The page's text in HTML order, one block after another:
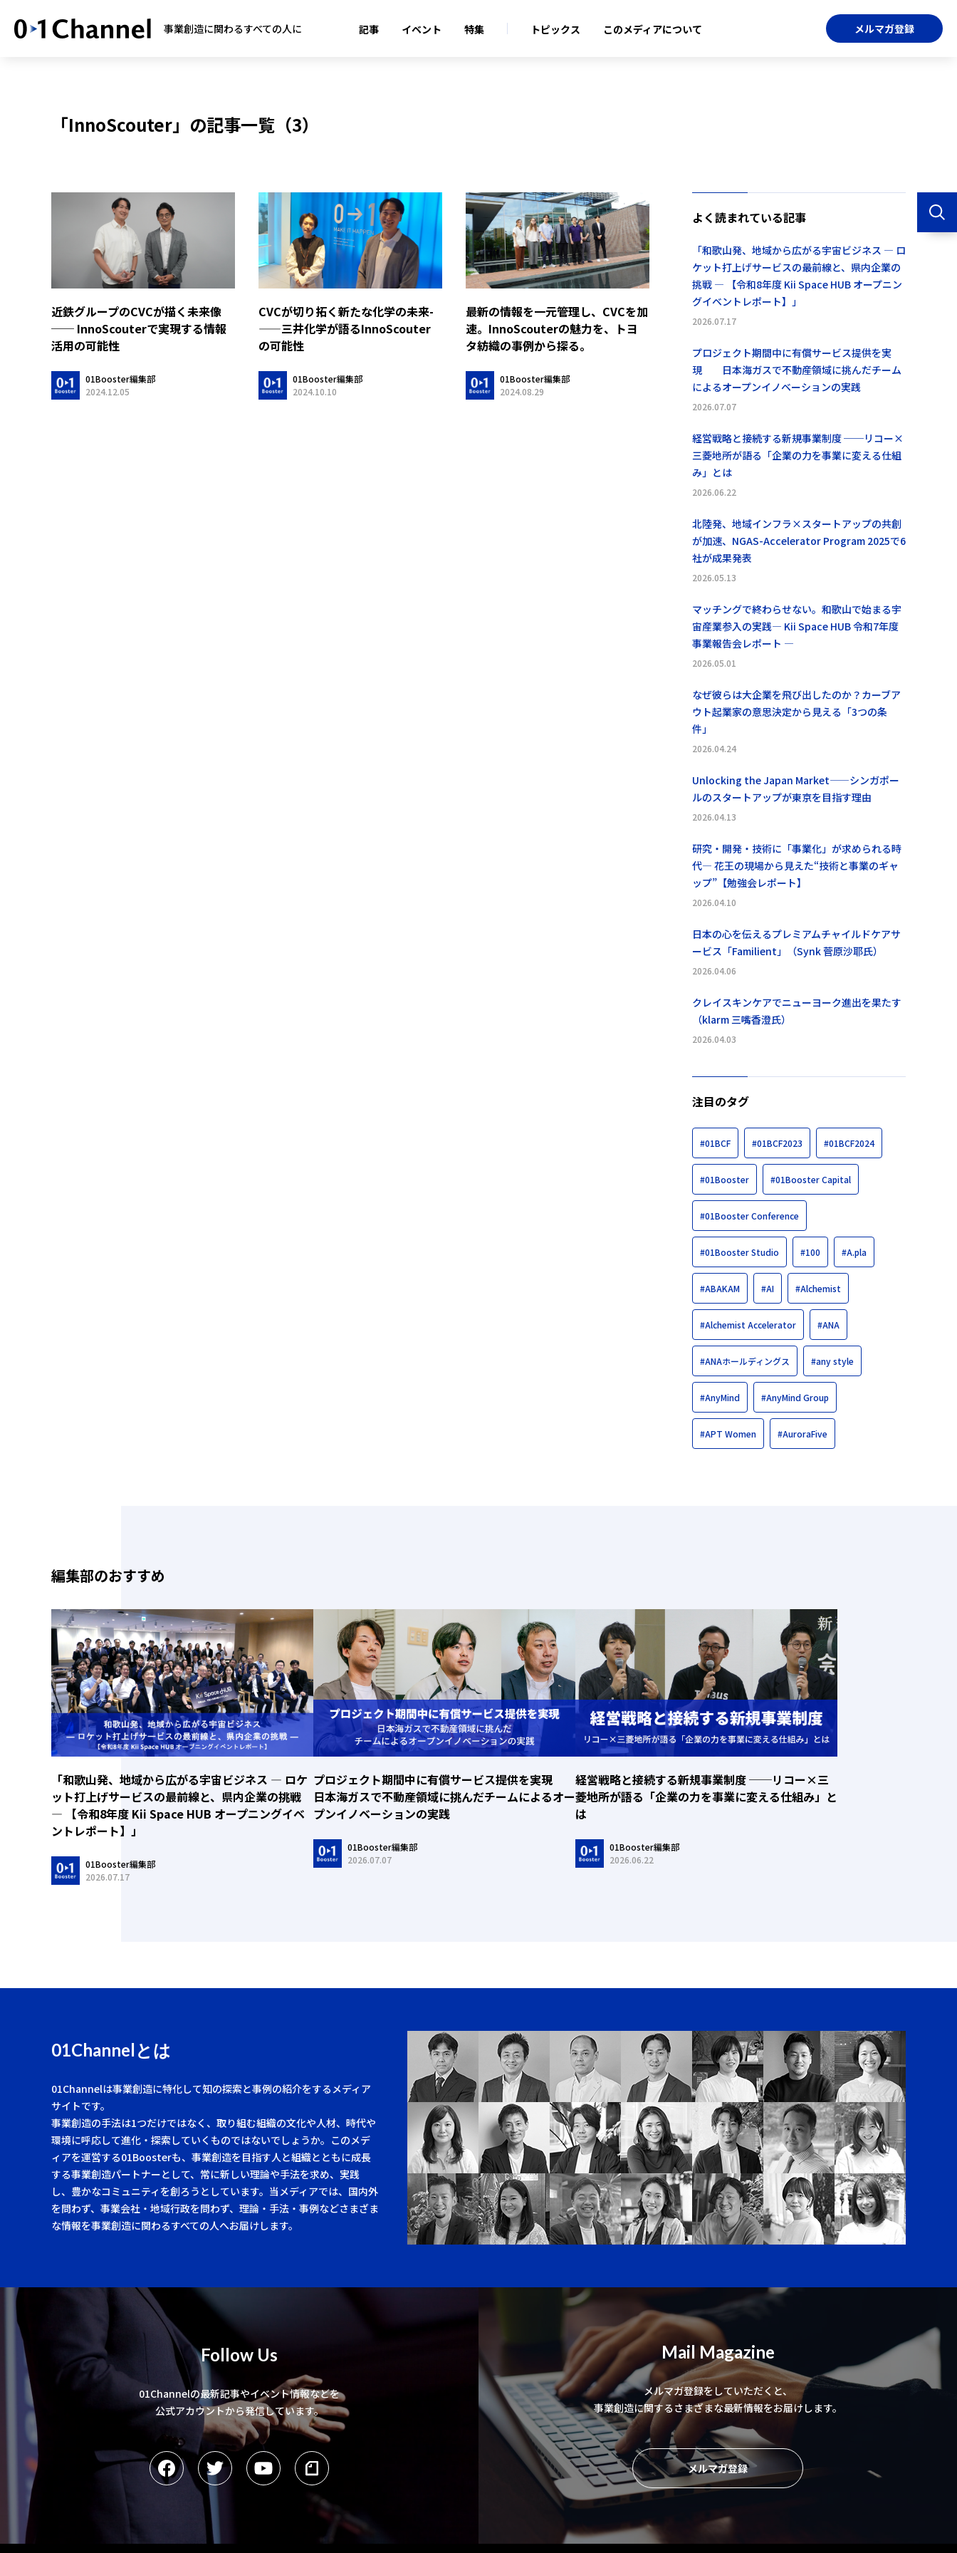
事業創造に関わるすべての人に 記事 イベント 特集 トピックス このメディアについて メルマガ登録
「InnoScouter」の記事一覧（3）
近鉄グループのCVCが描く未来像
── InnoScouterで実現する情報
活用の可能性
01Booster編集部
2024.12.05
CVCが切り拓く新たな化学の未来­­­­
——三井化学が語るInnoScouter
の可能性
01Booster編集部
2024.10.10
最新の情報を一元管理し、CVCを加
速。InnoScouterの魅力を、トヨ
タ紡織の事例から探る。
01Booster編集部
2024.08.29
よく読まれている記事
「和歌山発、地域から広がる宇宙ビジネス ― ロ
ケット打上げサービスの最前線と、県内企業の
挑戦 ― 【令和8年度 Kii Space HUB オープニン
グイベントレポート】」
2026.07.17
プロジェクト期間中に有償サービス提供を実
現 日本海ガスで不動産領域に挑んだチーム
によるオープンイノベーションの実践
2026.07.07
経営戦略と接続する新規事業制度 ──リコー×
三菱地所が語る「企業の力を事業に変える仕組
み」とは
2026.06.22
北陸発、地域インフラ×スタートアップの共創
が加速、NGAS-Accelerator Program 2025で6
社が成果発表
2026.05.13
マッチングで終わらせない。和歌山で始まる宇
宙産業参入の実践― Kii Space HUB 令和7年度
事業報告会レポート ―
2026.05.01
なぜ彼らは大企業を飛び出したのか？カーブア
ウト起業家の意思決定から見える「3つの条
件」
2026.04.24
Unlocking the Japan Market——シンガポー
ルのスタートアップが東京を目指す理由
2026.04.13
研究・開発・技術に「事業化」が求められる時
代― 花王の現場から見えた“技術と事業のギャ
ップ”【勉強会レポート】
2026.04.10
日本の心を伝えるプレミアムチャイルドケアサ
ービス「Familient」（Synk 菅原沙耶氏）
2026.04.06
クレイスキンケアでニューヨーク進出を果たす
（klarm 三嘴香澄氏）
2026.04.03
注目のタグ
#01BCF #01BCF2023 #01BCF2024
#01Booster #01Booster Capital
#01Booster Conference
#01Booster Studio #100 #A.pla
#ABAKAM #AI #Alchemist
#Alchemist Accelerator #ANA
#ANAホールディングス #any style
#AnyMind #AnyMind Group
#APT Women #AuroraFive
編集部のおすすめ
「和歌山発、地域から広がる宇宙ビジネス ― ロケ
ット打上げサービスの最前線と、県内企業の挑戦
― 【令和8年度 Kii Space HUB オープニングイベ
ントレポート】」
01Booster編集部
2026.07.17
プロジェクト期間中に有償サービス提供を実現
日本海ガスで不動産領域に挑んだチームによるオー
プンイノベーションの実践
01Booster編集部
2026.07.07
経営戦略と接続する新規事業制度 ──リコー×三
菱地所が語る「企業の力を事業に変える仕組み」と
は
01Booster編集部
2026.06.22
01Channelとは
01Channelは事業創造に特化して知の探索と事例の紹介をするメディア
サイトです。
事業創造の手法は1つだけではなく、取り組む組織の文化や人材、時代や
環境に呼応して進化・探索していくものではないでしょうか。このメデ
ィアを運営する01Boosterも、事業創造を目指す人と組織とともに成長
する事業創造パートナーとして、常に新しい理論や手法を求め、実践
し、豊かなコミュニティを創ろうとしています。当メディアでは、国内外
を問わず、事業会社・地域行政を問わず、理論・手法・事例などさまざま
な情報を事業創造に関わるすべての人へお届けします。
Follow Us
01Channelの最新記事やイベント情報などを
公式アカウントから発信しています。
Mail Magazine
メルマガ登録をしていただくと、
事業創造に関するさまざまな最新情報をお届けします。
メルマガ登録